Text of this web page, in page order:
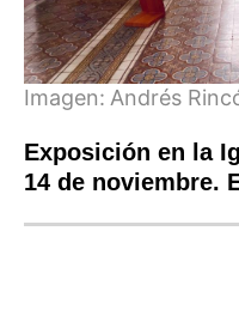
Imagen: Andrés
Exposición en la
14 de noviembre.